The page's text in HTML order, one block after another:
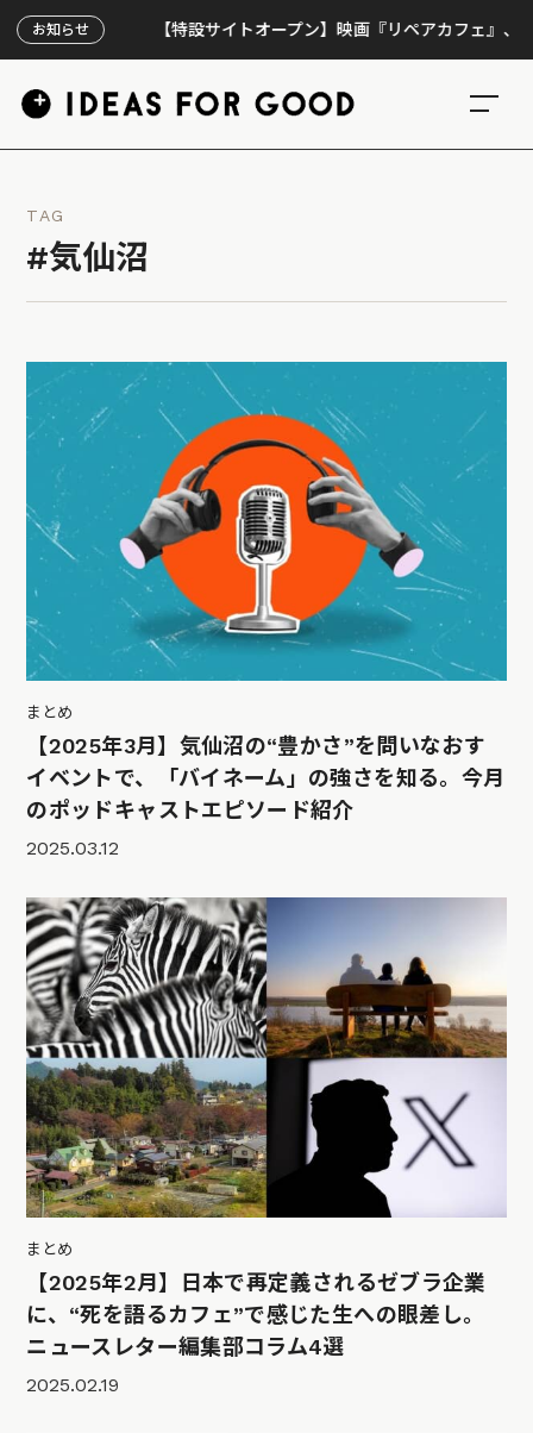
お知らせ【特設サイトオープン】映画『リペアカフェ』、上映300
TAG
#気仙沼
まとめ
【2025年3月】気仙沼の“豊かさ”を問いなおす
イベントで、「バイネーム」の強さを知る。今月
のポッドキャストエピソード紹介
2025.03.12
まとめ
【2025年2月】日本で再定義されるゼブラ企業
に、“死を語るカフェ”で感じた生への眼差し。
ニュースレター編集部コラム4選
2025.02.19